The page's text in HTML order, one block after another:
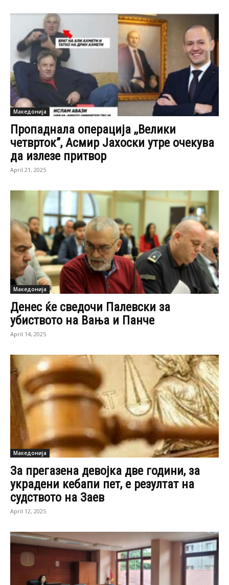
Македонија
Пропаднала операција ,,Велики
четврток”, Асмир Јахоски утре очекува
да излезе притвор
April 21, 2025
Македонија
Денес ќе сведочи Палевски за
убиството на Вања и Панче
April 14, 2025
Македонија
За прегазена девојка две години, за
украдени кебапи пет, е резултат на
судството на Заев
April 12, 2025